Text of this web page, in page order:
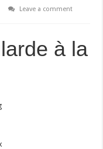
Leave a comment
à la